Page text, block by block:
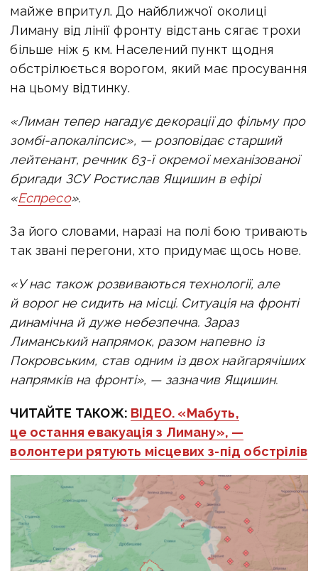
майже впритул. До найближчої околиці
Лиману від лінії фронту відстань сягає трохи
більше ніж 5 км. Населений пункт щодня
обстрілюється ворогом, який має просування
на цьому відтинку.
«Лиман тепер нагадує декорації до фільму про
зомбі-апокаліпсис», — розповідає старший
лейтенант, речник 63-ї окремої механізованої
бригади ЗСУ Ростислав Ящишин в ефірі
«Еспресо».
За його словами, наразі на полі бою тривають
так звані перегони, хто придумає щось нове.
«У нас також розвиваються технології, але
й ворог не сидить на місці. Ситуація на фронті
динамічна й дуже небезпечна. Зараз
Лиманський напрямок, разом напевно із
Покровським, став одним із двох найгарячіших
напрямків на фронті», — зазначив Ящишин.
ЧИТАЙТЕ ТАКОЖ: ВІДЕО. «Мабуть,
це остання евакуація з Лиману», —
волонтери рятують місцевих з-під обстрілів